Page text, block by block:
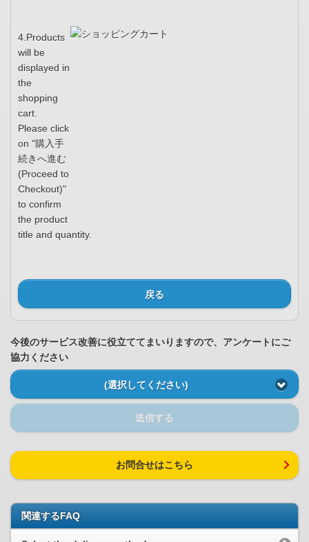
4.Products
will be
displayed in
the
shopping
cart.
Please click
on "購入手
続きへ進む
(Proceed to
Checkout)"
to confirm
the product
title and quantity.
戻る
今後のサービス改善に役立ててまいりますので、アンケートにご
協力ください
(選択してください)
送信する
お問合せはこちら
関連するFAQ